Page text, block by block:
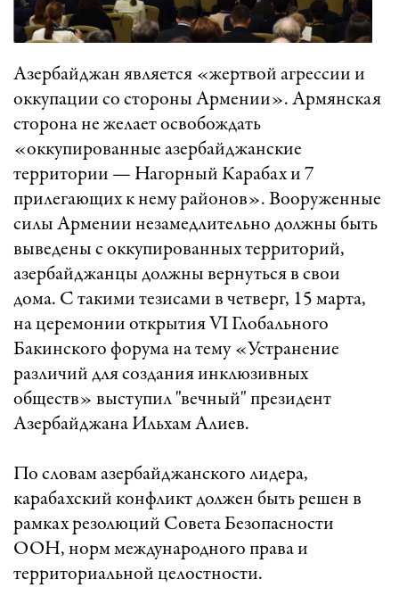
Азербайджан является «жертвой агрессии и
оккупации со стороны Армении». Армянская
сторона не желает освобождать
«оккупированные азербайджанские
территории — Нагорный Карабах и 7
прилегающих к нему районов». Вооруженные
силы Армении незамедлительно должны быть
выведены с оккупированных территорий,
азербайджанцы должны вернуться в свои
дома. С такими тезисами в четверг, 15 марта,
на церемонии открытия VI Глобального
Бакинского форума на тему «Устранение
различий для создания инклюзивных
обществ» выступил "вечный" президент
Азербайджана Ильхам Алиев.
По словам азербайджанского лидера,
карабахский конфликт должен быть решен в
рамках резолюций Совета Безопасности
ООН, норм международного права и
территориальной целостности.